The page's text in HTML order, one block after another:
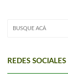
REDES SOCIALES